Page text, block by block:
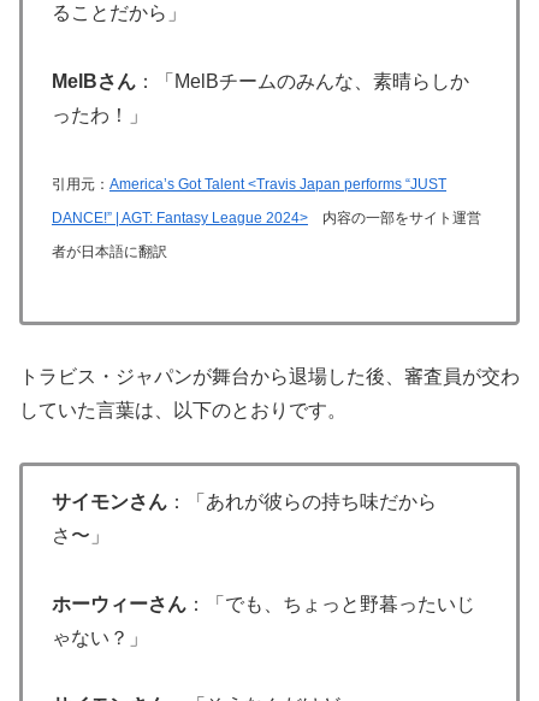
ることだから」
MelBさん ：「MelBチームのみんな、素晴らしか
ったわ！」
引用元： America’s Got Talent <Travis Japan performs “JUST
DANCE!” | AGT: Fantasy League 2024> 内容の一部をサイト運営
者が日本語に翻訳
トラビス・ジャパンが舞台から退場した後、審査員が交わ
していた言葉は、以下のとおりです。
サイモンさん ：「あれが彼らの持ち味だから
さ〜」
ホーウィーさん ：「でも、ちょっと野暮ったいじ
ゃない？」